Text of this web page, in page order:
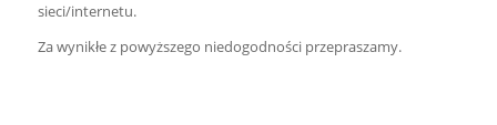
sieci/internetu.
Za wynikłe z powyższego niedogodności przepraszamy.